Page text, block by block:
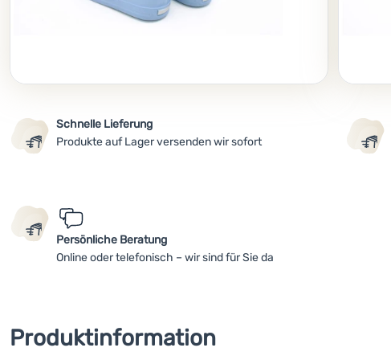
Schnelle Lieferung
Produkte auf Lager versenden wir sofort
Persönliche Beratung
Online oder telefonisch – wir sind für Sie da
Produktinformation